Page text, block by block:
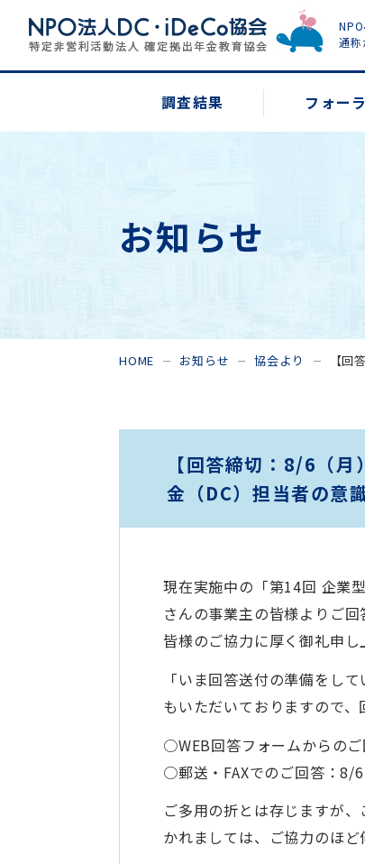
通称
調査結果 フォー
お知らせ
HOME お知らせ 協会より 【回
【回答締切：8/6（
金（DC）担当者の意
現在実施中の「第14回 企業
さんの事業主の皆様よりご回
皆様のご協力に厚く御礼申し
「いま回答送付の準備をし
もいただいておりますので、
○WEB回答フォームからの
○郵送・FAXでのご回答：8/
ご多用の折とは存じますが
かれましては、ご協力のほど